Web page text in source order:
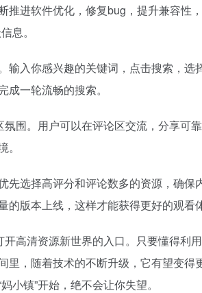
推进软件优化，修复bug，提升兼容性
息。
输入你感兴趣的关键词，点击搜索，
一轮流畅的搜索。
围。用户可以在评论区交流，分享可
先选择高评分和评论数多的资源，确保
版本上线，这样才能获得更好的观看体
开高清资源新世界的入口。只要懂得利
里，随着技术的不断升级，它有望变得
小镇”开始，绝不会让你失望。